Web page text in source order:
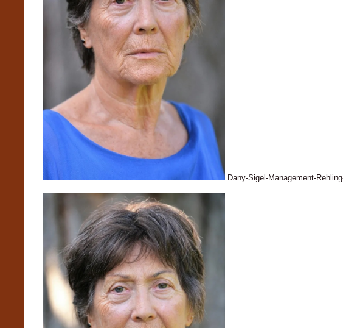
Dany-Sigel-Management-